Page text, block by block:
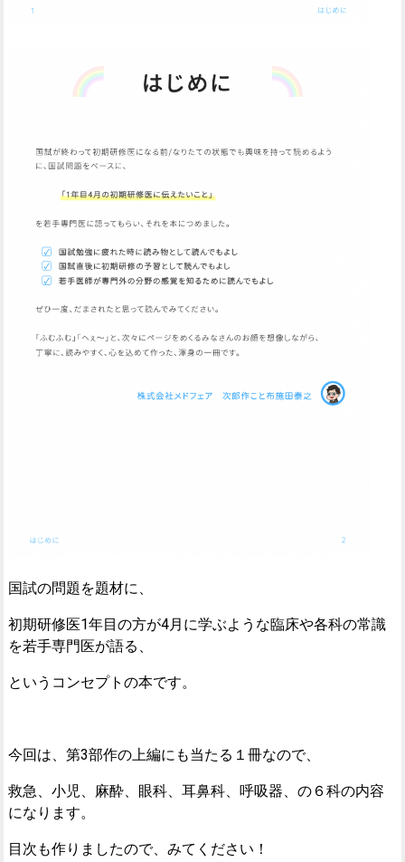
国試の問題を題材に、
初期研修医1年目の方が4月に学ぶような臨床や各科の常識
を若手専門医が語る、
というコンセプトの本です。
今回は、第3部作の上編にも当たる１冊なので、
救急、小児、麻酔、眼科、耳鼻科、呼吸器、の６科の内容
になります。
目次も作りましたので、みてください！